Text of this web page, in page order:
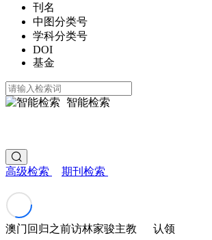
刊名
中图分类号
学科分类号
DOI
基金
智能检索
高级检索 期刊检索
澳门回归之前访林家骏主教
认领